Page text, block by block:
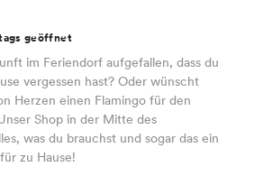
geöffnet
im Feriendorf aufgefallen, dass du
vergessen hast? Oder wünscht
Herzen einen Flamingo für den
Shop in der Mitte des
was du brauchst und sogar das ein
zu Hause!